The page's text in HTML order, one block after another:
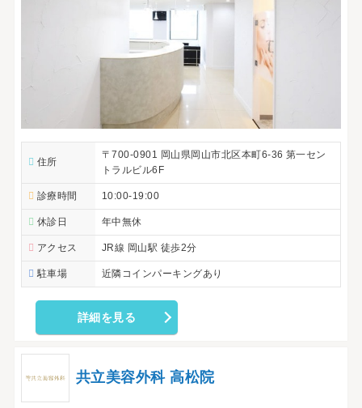
住所
〒700-0901 岡山県岡山市北区本町6-36 第一セン
トラルビル6F
診療時間 10:00-19:00
休診日 年中無休
アクセス JR線 岡山駅 徒歩2分
駐車場 近隣コインパーキングあり
詳細を見る
共立美容外科 高松院